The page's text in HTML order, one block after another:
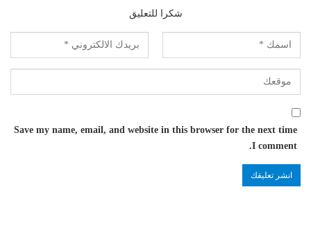
شكرا للتعليق
Save my name, email, and website in this browser for the next time
I comment.